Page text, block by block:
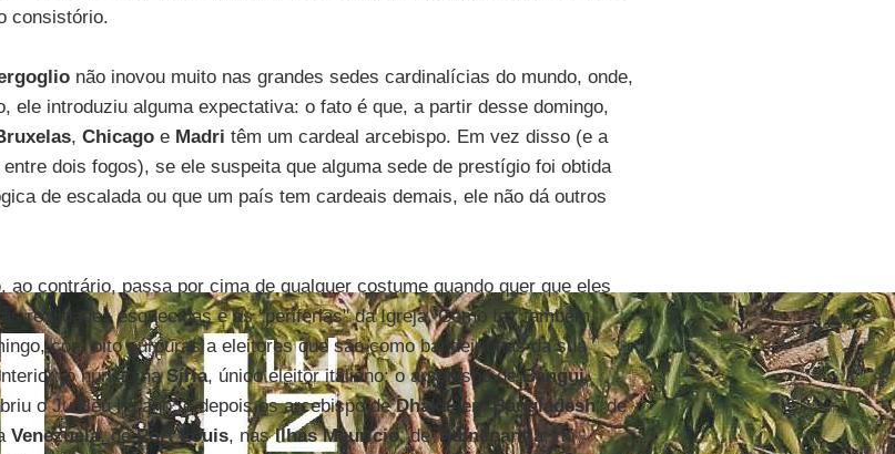
consistório.
não inovou muito nas grandes sedes cardinalícias do mundo, onde,
ele introduziu alguma expectativa: o fato é que, a partir desse domingo,
, Chicagoe Madri têm um cardeal arcebispo. Em vez disso (e a
dois fogos), se ele suspeita que alguma sede de prestígio foi obtida
de escalada ou que um país tem cardeais demais, ele não dá outros
, ao contrário, passa por cima de qualquer costume quando quer que eles
realidades esquecidas e às "periferias" da Igreja. Como fez também
com oito púrpuras a eleitores que são como bandeirinhas da sua
o núncio naSíria, único eleitor italiano; o arcebispo deBangui,
o Jubileu há ano; e depois os arcebispo deDhaka, emBangladesh, de
Venezuela, dePort Louis, nasIlhas Maurício, deTlalnepantla , no